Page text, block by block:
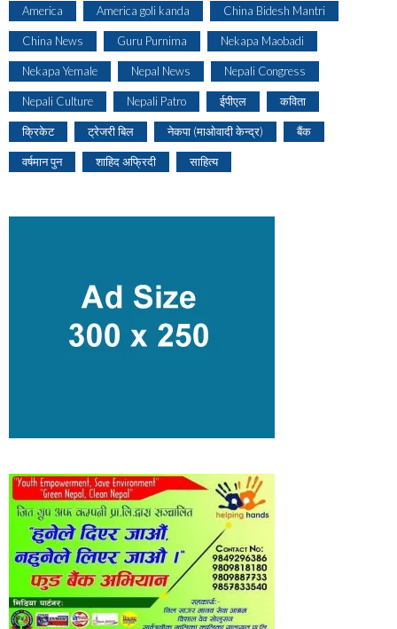
America America goli kanda China Bidesh Mantri
China News Guru Purnima Nekapa Maobadi
Nekapa Yemale Nepal News Nepali Congress
Nepali Culture Nepali Patro ईपीएल कविता
क्रिकेट ट्रेजरी बिल नेकपा (माओवादी केन्द्र) बैंक
वर्षमान पुन शाहिद अफ्रिदी साहित्य